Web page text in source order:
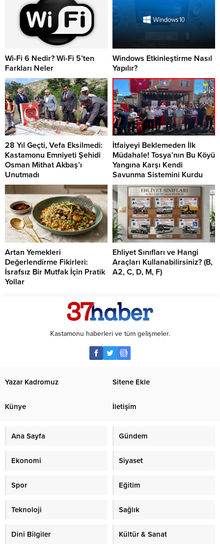
Wi-Fi 6 Nedir? Wi-Fi 5’ten
Farkları Neler
Windows Etkinleştirme Nasıl
Yapılır?
28 Yıl Geçti, Vefa Eksilmedi:
Kastamonu Emniyeti Şehidi
Osman Mithat Akbaş’ı
Unutmadı
İtfaiyeyi Beklemeden İlk
Müdahale! Tosya’nın Bu Köyü
Yangına Karşı Kendi
Savunma Sistemini Kurdu
Artan Yemekleri
Değerlendirme Fikirleri:
İsrafsız Bir Mutfak İçin Pratik
Yollar
Ehliyet Sınıfları ve Hangi
Araçları Kullanabilirsiniz? (B,
A2, C, D, M, F)
Kastamonu haberleri ve tüm gelişmeler.
Yazar Kadromuz Sitene Ekle
Künye İletişim
Ana Sayfa Gündem
Ekonomi Siyaset
Spor Eğitim
Teknoloji Sağlık
Dini Bilgiler Kültür & Sanat